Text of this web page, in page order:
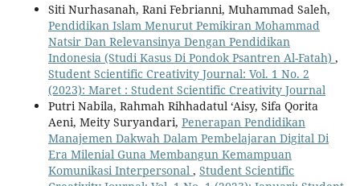
Siti Nurhasanah, Rani Febrianni, Muhammad Saleh,
Pendidikan Islam Menurut Pemikiran Mohammad
Natsir Dan Relevansinya Dengan Pendidikan
Indonesia (Studi Kasus Di Pondok Psantren Al-Fatah) ,
Student Scientific Creativity Journal: Vol. 1 No. 2
(2023): Maret : Student Scientific Creativity Journal
Putri Nabila, Rahmah Rihhadatul ‘Aisy, Sifa Qorita
Aeni, Meity Suryandari, Penerapan Pendidikan
Manajemen Dakwah Dalam Pembelajaran Digital Di
Era Milenial Guna Membangun Kemampuan
Komunikasi Interpersonal , Student Scientific